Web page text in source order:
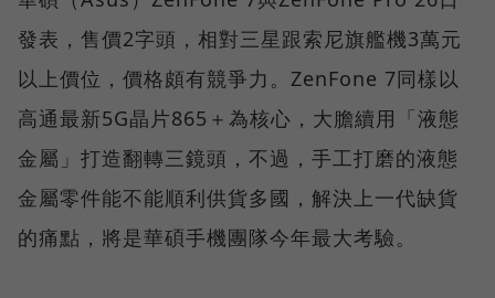
發表，售價2字頭，相對三星跟索尼旗艦機3萬元
以上價位，價格頗有競爭力。ZenFone 7同樣以
高通最新5G晶片865＋為核心，大膽續用「液態
金屬」打造翻轉三鏡頭，不過，手工打磨的液態
金屬零件能不能順利供貨多國，解決上一代缺貨
的痛點，將是華碩手機團隊今年最大考驗。